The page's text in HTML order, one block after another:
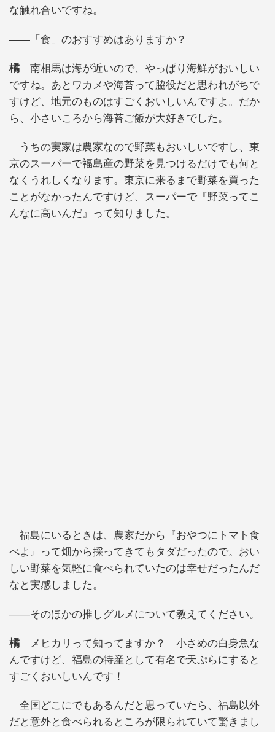
な触れ合いですね。
――「食」のおすすめはありますか？
橘 南相馬は海が近いので、やっぱり海鮮がおいしい
ですね。あとワカメや海苔って脇役だと思われがちで
すけど、地元のものはすごくおいしいんですよ。だか
ら、小さいころから海苔ご飯が大好きでした。
うちの実家は農家なので野菜もおいしいですし、東
京のスーパーで福島産の野菜を見つけるだけでも何と
なくうれしくなります。東京に来るまで野菜を買った
ことがなかったんですけど、スーパーで『野菜ってこ
んなに高いんだ』って知りました。
福島にいるときは、農家だから『おやつにトマト食
べよ』って畑から採ってきてもタダだったので。おい
しい野菜を気軽に食べられていたのは幸せだったんだ
なと実感しました。
――そのほかの推しグルメについて教えてください。
橘 メヒカリって知ってますか？ 小さめの白身魚な
んですけど、福島の特産として有名で天ぷらにすると
すごくおいしいんです！
全国どこにでもあるんだと思っていたら、福島以外
だと意外と食べられるところが限られていて驚きまし